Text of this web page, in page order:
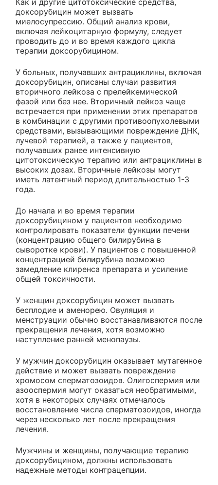
доксорубицин может вызвать
миелосупрессию. Общий анализ крови,
включая лейкоцитарную формулу, следует
проводить до и во время каждого цикла
терапии доксорубицином.
У больных, получавших антрациклины, включая
доксорубицин, описаны случаи развития
вторичного лейкоза с прелейкемической
фазой или без нее. Вторичный лейкоз чаще
встречается при применении этих препаратов
в комбинации с другими противоопухолевыми
средствами, вызывающими повреждение ДНК,
лучевой терапией, а также у пациентов,
получавших ранее интенсивную
цитотоксическую терапию или антрациклины в
высоких дозах. Вторичные лейкозы могут
иметь латентный период длительностью 1-3
года.
До начала и во время терапии
доксорубицином у пациентов необходимо
контролировать показатели функции печени
(концентрацию общего билирубина в
сыворотке крови). У пациентов с повышенной
концентрацией билирубина возможно
замедление клиренса препарата и усиление
общей токсичности.
У женщин доксорубицин может вызвать
бесплодие и аменорею. Овуляция и
менструации обычно восстанавливаются после
прекращения лечения, хотя возможно
наступление ранней менопаузы.
У мужчин доксорубицин оказывает мутагенное
действие и может вызвать повреждение
хромосом сперматозоидов. Олигоспермия или
азооспермия могут оказаться необратимыми,
хотя в некоторых случаях отмечалось
восстановление числа сперматозоидов, иногда
через несколько лет после прекращения
лечения.
Мужчины и женщины, получающие терапию
доксорубицином, должны использовать
надежные методы контрацепции.